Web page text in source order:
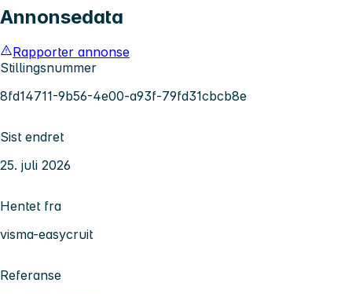
Annonsedata
Rapporter annonse
Stillingsnummer
8fd14711-9b56-4e00-a93f-79fd31cbcb8e
Sist endret
25. juli 2026
Hentet fra
visma-easycruit
Referanse